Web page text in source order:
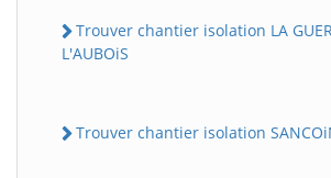
Trouver chantier isolation LA
L'AUBOiS
Trouver chantier isolation